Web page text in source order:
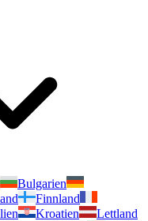
Bulgarien
Finnland
Kroatien
Lettland